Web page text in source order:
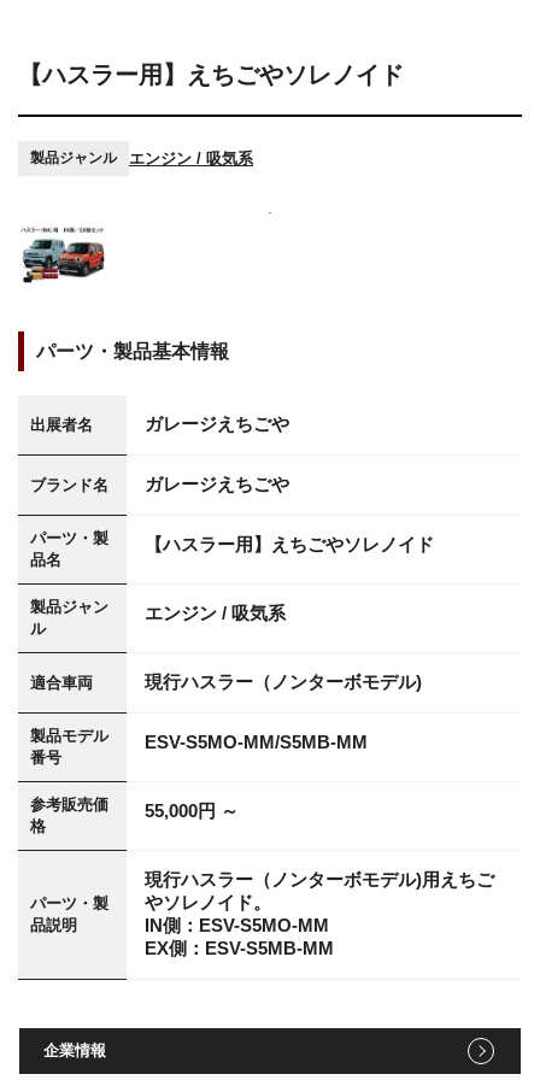
【ハスラー用】えちごやソレノイド
製品ジャンル エンジン / 吸気系
パーツ・製品基本情報
出展者名 ガレージえちごや
ブランド名 ガレージえちごや
パーツ・製
品名
【ハスラー用】えちごやソレノイド
製品ジャン
ル
エンジン / 吸気系
適合車両 現行ハスラー（ノンターボモデル)
製品モデル
番号
ESV-S5MO-MM/S5MB-MM
参考販売価
格
55,000円 ～
パーツ・製
品説明
現行ハスラー（ノンターボモデル)用えちご
やソレノイド。
IN側：ESV-S5MO-MM
EX側：ESV-S5MB-MM
企業情報